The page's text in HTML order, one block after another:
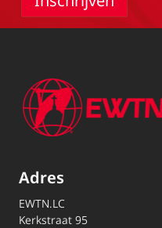
Adres
EWTN.LC
Kerkstraat 95